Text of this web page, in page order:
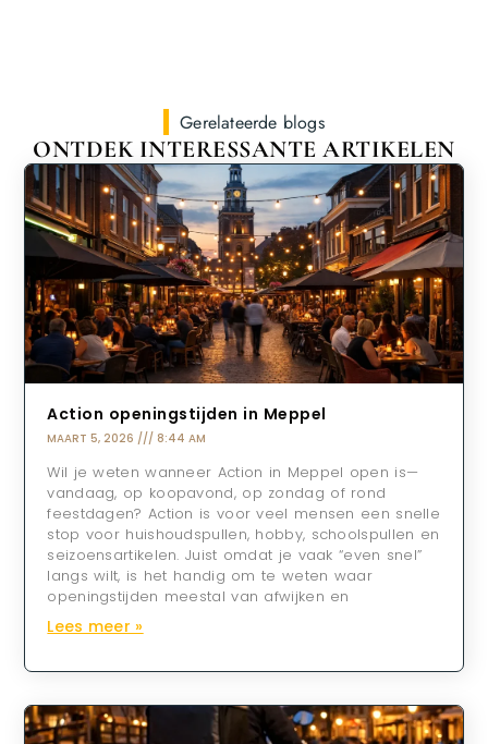
Gerelateerde blogs
ONTDEK INTERESSANTE ARTIKELEN
Action openingstijden in Meppel
MAART 5, 2026 8:44 AM
Wil je weten wanneer Action in Meppel open is—
vandaag, op koopavond, op zondag of rond
feestdagen? Action is voor veel mensen een snelle
stop voor huishoudspullen, hobby, schoolspullen en
seizoensartikelen. Juist omdat je vaak “even snel”
langs wilt, is het handig om te weten waar
openingstijden meestal van afwijken en
Lees meer »